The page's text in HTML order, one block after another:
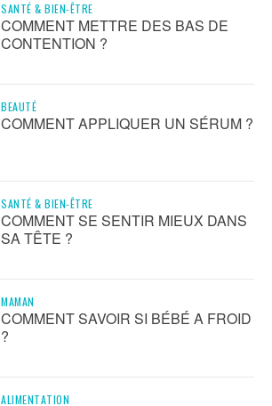
SANTÉ & BIEN-ÊTRE
COMMENT METTRE DES BAS DE
CONTENTION ?
BEAUTÉ
COMMENT APPLIQUER UN SÉRUM ?
SANTÉ & BIEN-ÊTRE
COMMENT SE SENTIR MIEUX DANS
SA TÊTE ?
MAMAN
COMMENT SAVOIR SI BÉBÉ A FROID
?
ALIMENTATION